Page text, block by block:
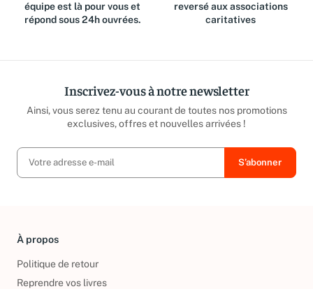
équipe est là pour vous et
répond sous 24h ouvrées.
reversé aux associations
caritatives
Inscrivez-vous à notre newsletter
Ainsi, vous serez tenu au courant de toutes nos promotions
exclusives, offres et nouvelles arrivées !
À propos
Politique de retour
Reprendre vos livres